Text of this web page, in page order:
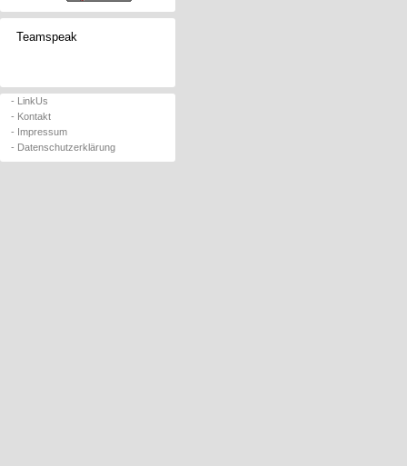
Teamspeak
- LinkUs
- Kontakt
- Impressum
- Datenschutzerklärung